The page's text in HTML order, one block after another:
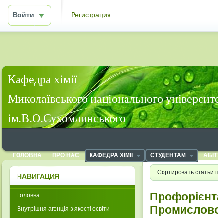
Войти Регистрация
Кафедра хімії
Миколаївського національного
ім.В.О.Сухомлинського
ГОЛОВНА ПРО НАС КАФЕДРА ХІМІЇ СТУДЕНТАМ
Сортировать статьи
НАВИГАЦИЯ
Головна
Внутрішня агенція з якості освіти